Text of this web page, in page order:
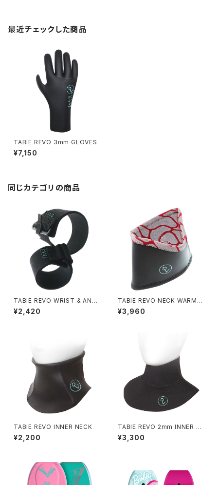
最近チェックした商品
TABIE REVO 3mm GLOVES
¥7,150
同じカテゴリの商品
TABIE REVO WRIST & ANKL
E BAND
¥2,420
TABIE REVO NECK WARME
R
¥3,960
TABIE REVO INNER NECK
¥2,200
TABIE REVO 2mm INNER N
ECK
¥3,300